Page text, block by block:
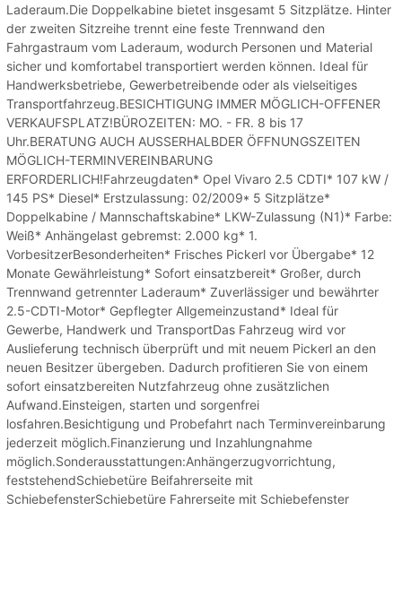
Laderaum.Die Doppelkabine bietet insgesamt 5 Sitzplätze. Hinter
der zweiten Sitzreihe trennt eine feste Trennwand den
Fahrgastraum vom Laderaum, wodurch Personen und Material
sicher und komfortabel transportiert werden können. Ideal für
Handwerksbetriebe, Gewerbetreibende oder als vielseitiges
Transportfahrzeug.BESICHTIGUNG IMMER MÖGLICH-OFFENER
VERKAUFSPLATZ!BÜROZEITEN: MO. - FR. 8 bis 17
Uhr.BERATUNG AUCH AUSSERHALBDER ÖFFNUNGSZEITEN
MÖGLICH-TERMINVEREINBARUNG
ERFORDERLICH!Fahrzeugdaten* Opel Vivaro 2.5 CDTI* 107 kW /
145 PS* Diesel* Erstzulassung: 02/2009* 5 Sitzplätze*
Doppelkabine / Mannschaftskabine* LKW-Zulassung (N1)* Farbe:
Weiß* Anhängelast gebremst: 2.000 kg* 1.
VorbesitzerBesonderheiten* Frisches Pickerl vor Übergabe* 12
Monate Gewährleistung* Sofort einsatzbereit* Großer, durch
Trennwand getrennter Laderaum* Zuverlässiger und bewährter
2.5-CDTI-Motor* Gepflegter Allgemeinzustand* Ideal für
Gewerbe, Handwerk und TransportDas Fahrzeug wird vor
Auslieferung technisch überprüft und mit neuem Pickerl an den
neuen Besitzer übergeben. Dadurch profitieren Sie von einem
sofort einsatzbereiten Nutzfahrzeug ohne zusätzlichen
Aufwand.Einsteigen, starten und sorgenfrei
losfahren.Besichtigung und Probefahrt nach Terminvereinbarung
jederzeit möglich.Finanzierung und Inzahlungnahme
möglich.Sonderausstattungen:Anhängerzugvorrichtung,
feststehendSchiebetüre Beifahrerseite mit
SchiebefensterSchiebetüre Fahrerseite mit Schiebefenster